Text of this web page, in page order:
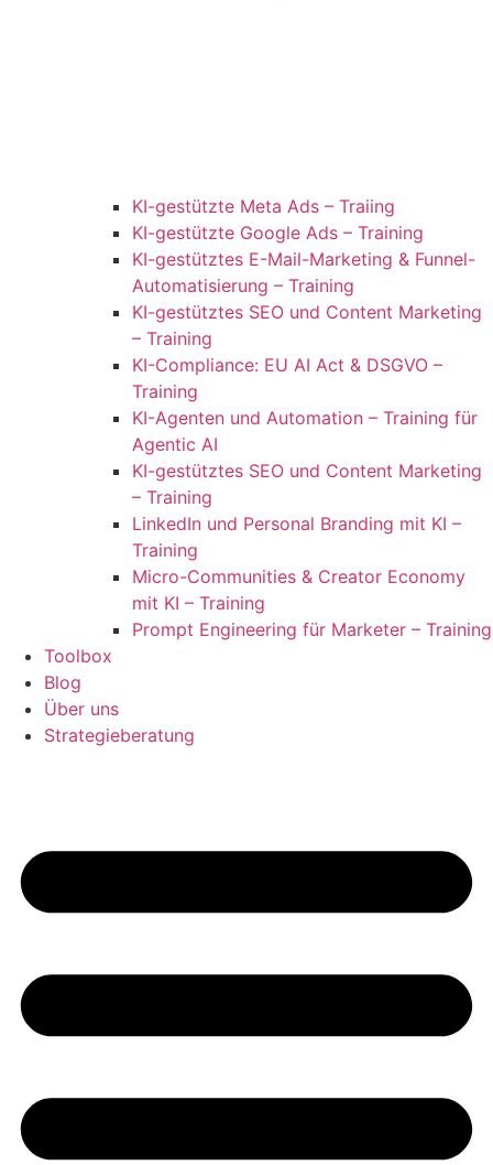
KI-gestützte Meta Ads – Traiing
KI-gestützte Google Ads – Training
KI-gestütztes E-Mail-Marketing & Funnel-
Automatisierung – Training
KI-gestütztes SEO und Content Marketing
– Training
KI-Compliance: EU AI Act & DSGVO –
Training
KI-Agenten und Automation – Training für
Agentic AI
KI-gestütztes SEO und Content Marketing
– Training
LinkedIn und Personal Branding mit KI –
Training
Micro-Communities & Creator Economy
mit KI – Training
Prompt Engineering für Marketer – Training
Toolbox
Blog
Über uns
Strategieberatung